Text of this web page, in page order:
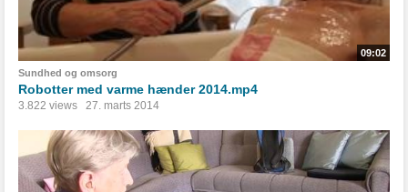
09:02
Sundhed og omsorg
Robotter med varme hænder 2014.mp4
3.822 views 27. marts 2014